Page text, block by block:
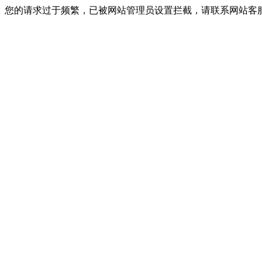
您的请求过于频繁，已被网站管理员设置拦截，请联系网站客